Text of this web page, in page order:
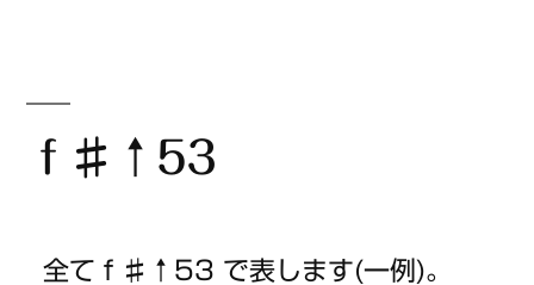
ｆ♯↑53
全てｆ♯↑53 で表します(一例)。